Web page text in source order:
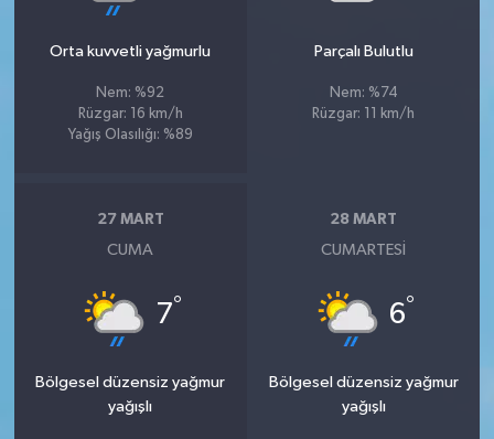
Orta kuvvetli yağmurlu
Nem: %92
Rüzgar: 16 km/h
Yağış Olasılığı: %89
Parçalı Bulutlu
Nem: %74
Rüzgar: 11 km/h
27 MART
CUMA
7°
Bölgesel düzensiz yağmur
yağışlı
28 MART
CUMARTESI
6°
Bölgesel düzensiz yağmur
yağışlı